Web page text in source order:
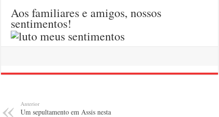
Aos familiares e amigos, nossos
sentimentos!
Anterior
Um sepultamento em Assis nesta